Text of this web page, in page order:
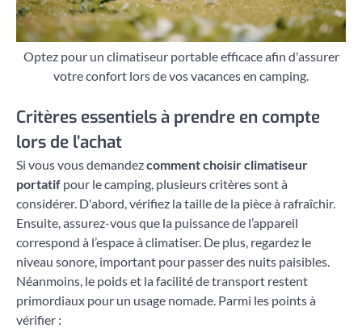
Optez pour un climatiseur portable efficace afin d'assurer
votre confort lors de vos vacances en camping.
Critères essentiels à prendre en compte
lors de l’achat
Si vous vous demandezcomment choisir climatiseur
portatif pour le camping, plusieurs critères sont à
considérer. D'abord, vérifiez la taille de la pièce à rafraîchir.
Ensuite, assurez-vous que la puissance de l’appareil
correspond à l’espace à climatiser. De plus, regardez le
niveau sonore, important pour passer des nuits paisibles.
Néanmoins, le poids et la facilité de transport restent
primordiaux pour un usage nomade. Parmi les points à
vérifier :